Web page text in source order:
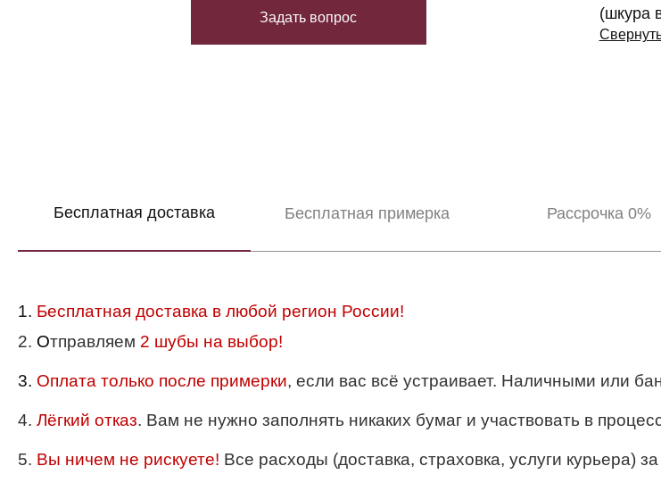
Задать вопрос
(шкура
Бесплатная доставка Бесплатная примерка Рассрочка 0%
1. Бесплатная доставка в любой регион России!
2. Отправляем 2 шубы на выбор!
3. Оплата только после примерки, если вас всё устраивает. Наличными или
4. Лёгкий отказ. Вам не нужно заполнять никаких бумаг и участвовать в
5. Вы ничем не рискуете! Все расходы (доставка, страховка, услуги курьера)